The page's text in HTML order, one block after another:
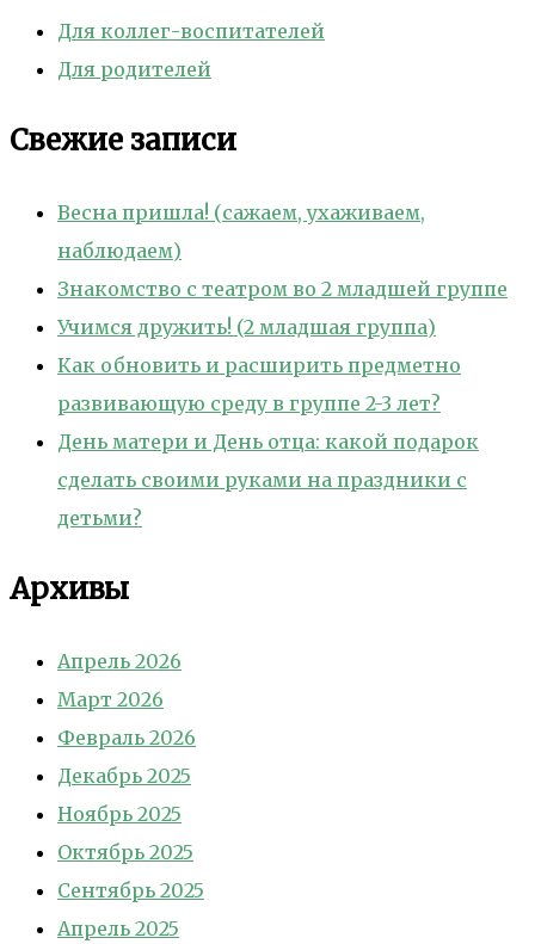
Для коллег-воспитателей
Для родителей
Свежие записи
Весна пришла! (сажаем, ухаживаем,
наблюдаем)
Знакомство с театром во 2 младшей группе
Учимся дружить! (2 младшая группа)
Как обновить и расширить предметно
развивающую среду в группе 2-3 лет?
День матери и День отца: какой подарок
сделать своими руками на праздники с
детьми?
Архивы
Апрель 2026
Март 2026
Февраль 2026
Декабрь 2025
Ноябрь 2025
Октябрь 2025
Сентябрь 2025
Апрель 2025